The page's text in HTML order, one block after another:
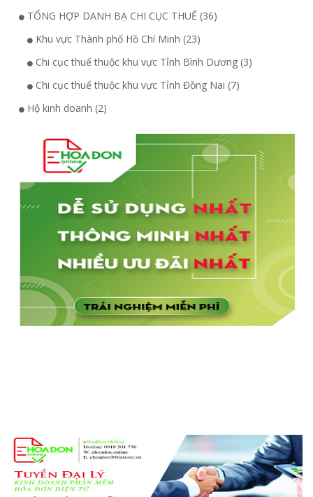
TỔNG HỢP DANH BẠ CHI CỤC THUẾ (36)
Khu vực Thành phố Hồ Chí Minh (23)
Chi cục thuế thuộc khu vực Tỉnh Bình Dương (3)
Chi cục thuế thuộc khu vực Tỉnh Đồng Nai (7)
Hộ kinh doanh (2)